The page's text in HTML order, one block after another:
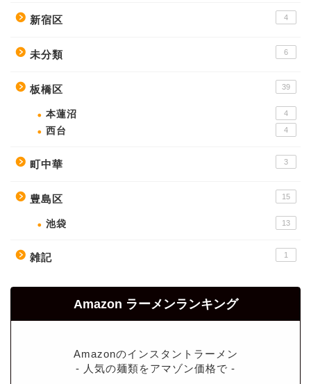
新宿区 4
未分類 6
板橋区 39
本蓮沼 4
西台 4
町中華 3
豊島区 15
池袋 13
雑記 1
Amazon ラーメンランキング
Amazonのインスタントラーメン
- 人気の麺類をアマゾン価格で -